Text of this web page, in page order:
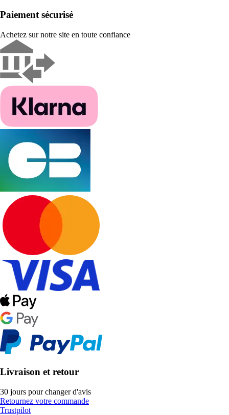
Paiement sécurisé
Achetez sur notre site en toute confiance
Livraison et retour
30 jours pour changer d'avis
Retournez votre commande
Trustpilot